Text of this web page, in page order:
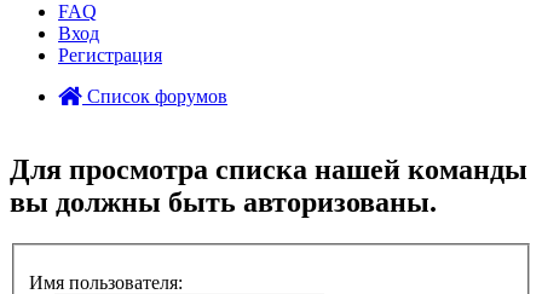
FAQ
Вход
Регистрация
Список форумов
Для просмотра списка нашей команды
вы должны быть авторизованы.
Имя пользователя: